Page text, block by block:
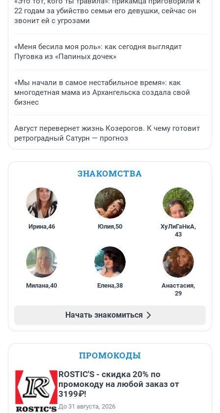
22 годам за убийство семьи его девушки, сейчас он
звонит ей с угрозами
«Меня бесила моя роль»: как сегодня выглядит
Пуговка из «Папиных дочек»
«Мы начали в самое нестабильное время»: как
многодетная мама из Архангельска создала свой
бизнес
Август перевернет жизнь Козерогов. К чему готовит
ретроградный Сатурн — прогноз
ЗНАКОМСТВА
Ирина,46 Юлия,50 ХуЛиГаНкА,
43
Милана,40 Елена,38 Анастасия,
29
Начать знакомиться
ПРОМОКОДЫ
ROSTIC'S - скидка 20% по
промокоду на любой заказ от
3199₽!
До 31 августа, 2026